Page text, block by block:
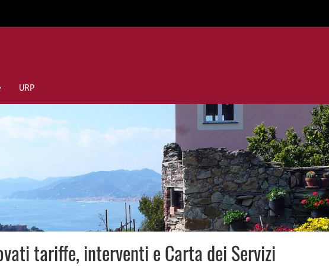
URP
tariffe, interventi e Carta dei Servizi